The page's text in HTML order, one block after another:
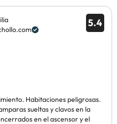
5.4
Habitaciones peligrosas.
sueltas y clavos en la
en el ascensor y el